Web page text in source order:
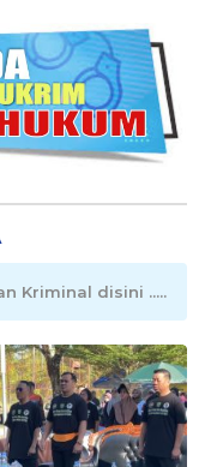
Kriminal disini .....